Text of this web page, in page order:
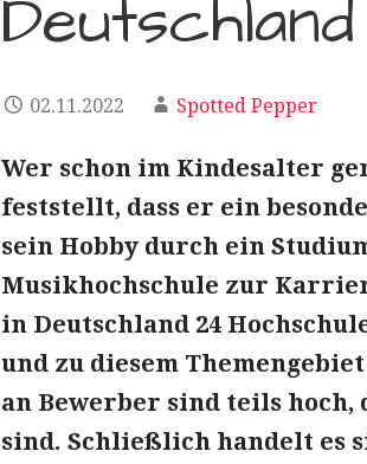
Deutschland
02.11.2022 Spotted Pepper
Wer schon im Kindesalter
feststellt, dass er ein
sein Hobby durch ein
Musikhochschule zur
in Deutschland 24
und zu diesem
an Bewerber sind teils hoch,
sind. Schließlich handelt es